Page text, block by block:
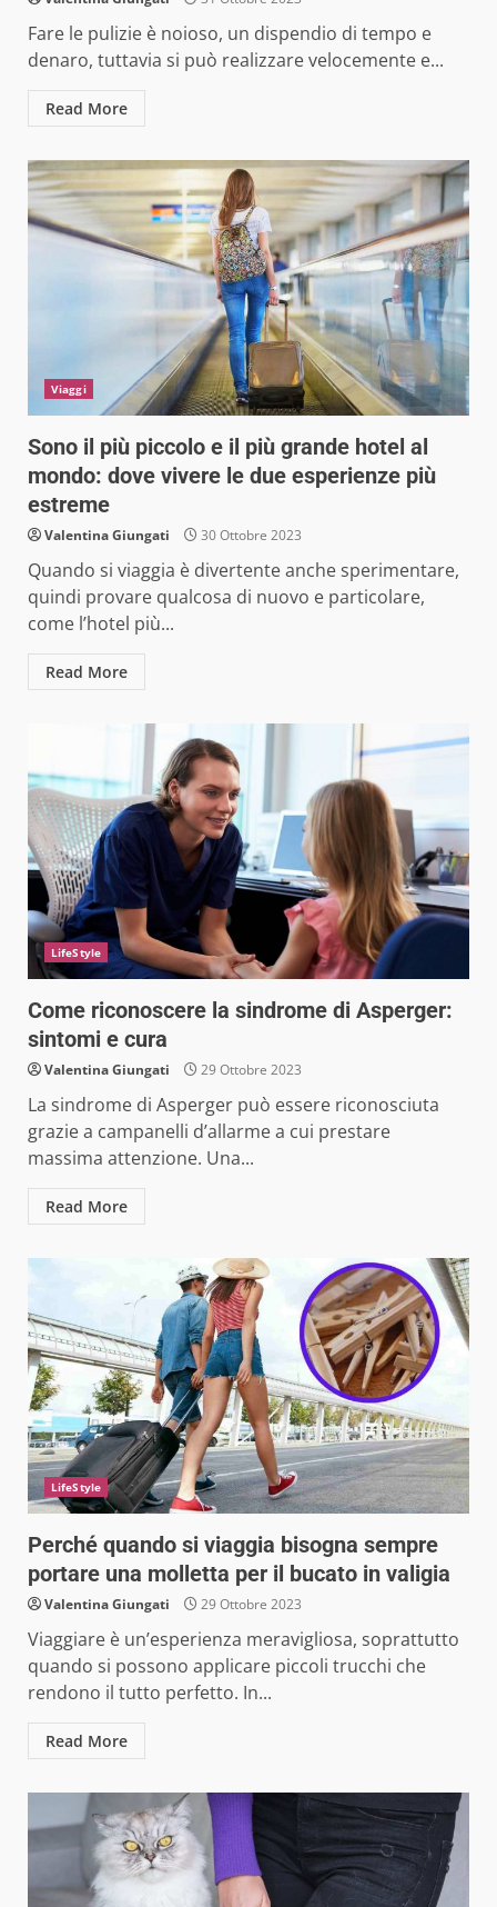
Fare le pulizie è noioso, un dispendio di tempo e
denaro, tuttavia si può realizzare velocemente e...
Read More
Viaggi
Sono il più piccolo e il più grande hotel al
mondo: dove vivere le due esperienze più
estreme
Valentina Giungati 30 Ottobre 2023
Quando si viaggia è divertente anche sperimentare,
quindi provare qualcosa di nuovo e particolare,
come l’hotel più...
Read More
LifeStyle
Come riconoscere la sindrome di Asperger:
sintomi e cura
Valentina Giungati 29 Ottobre 2023
La sindrome di Asperger può essere riconosciuta
grazie a campanelli d’allarme a cui prestare
massima attenzione. Una...
Read More
LifeStyle
Perché quando si viaggia bisogna sempre
portare una molletta per il bucato in valigia
Valentina Giungati 29 Ottobre 2023
Viaggiare è un’esperienza meravigliosa, soprattutto
quando si possono applicare piccoli trucchi che
rendono il tutto perfetto. In...
Read More